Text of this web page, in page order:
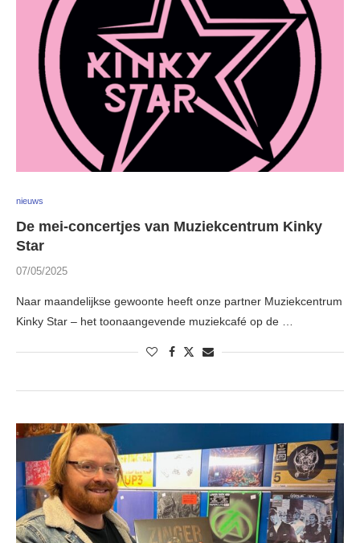
nieuws
De mei-concertjes van Muziekcentrum Kinky
Star
07/05/2025
Naar maandelijkse gewoonte heeft onze partner Muziekcentrum
Kinky Star – het toonaangevende muziekcafé op de …